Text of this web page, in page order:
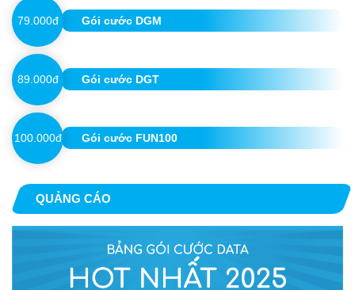
79.000đ Gói cước DGM
89.000đ Gói cước DGT
100.000đ Gói cước FUN100
QUẢNG CÁO